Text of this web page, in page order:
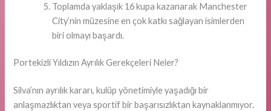
Toplamda yaklaşık 16 kupa kazanarak Manchester
City’nin müzesine en çok katkı sağlayan isimlerden
biri olmayı başardı.
Portekizli Yıldızın Ayrılık Gerekçeleri Neler?
Silva’nın ayrılık kararı, kulüp yönetimiyle yaşadığı bir
anlaşmazlıktan veya sportif bir başarısızlıktan kaynaklanmıyor.